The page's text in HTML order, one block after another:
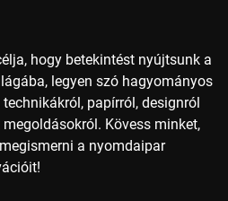
hogy betekintést nyújtsunk a
legyen szó hagyományos
papírról, designról
Kövess minket,
a nyomdaipar